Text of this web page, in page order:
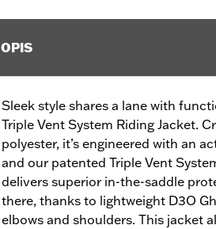
OPIS
Sleek style shares a lane with
Triple Vent System Riding Jacket.
polyester, it’s engineered with an
and our patented Triple Vent
delivers superior in-the-saddle
there, thanks to lightweight D3O
elbows and shoulders. This jacket